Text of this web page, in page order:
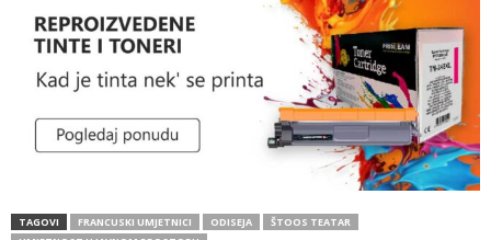
TAGOVI FRANCUSKI UMJETNICI ODISEJA
ŠTOOS TEATAR